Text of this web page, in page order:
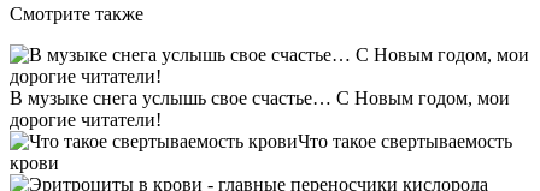
Смотрите также
В музыке снега услышь свое счастье… С Новым годом, мои
дорогие читатели!
Что такое свертываемость
крови